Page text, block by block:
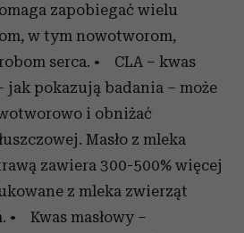
zapobiegać wielu
w tym nowotworom,
serca. • CLA – kwas
jak pokazują badania – może
i obniżać
Masło z mleka
zawiera 300-500% więcej
z mleka zwierząt
• Kwas masłowy –